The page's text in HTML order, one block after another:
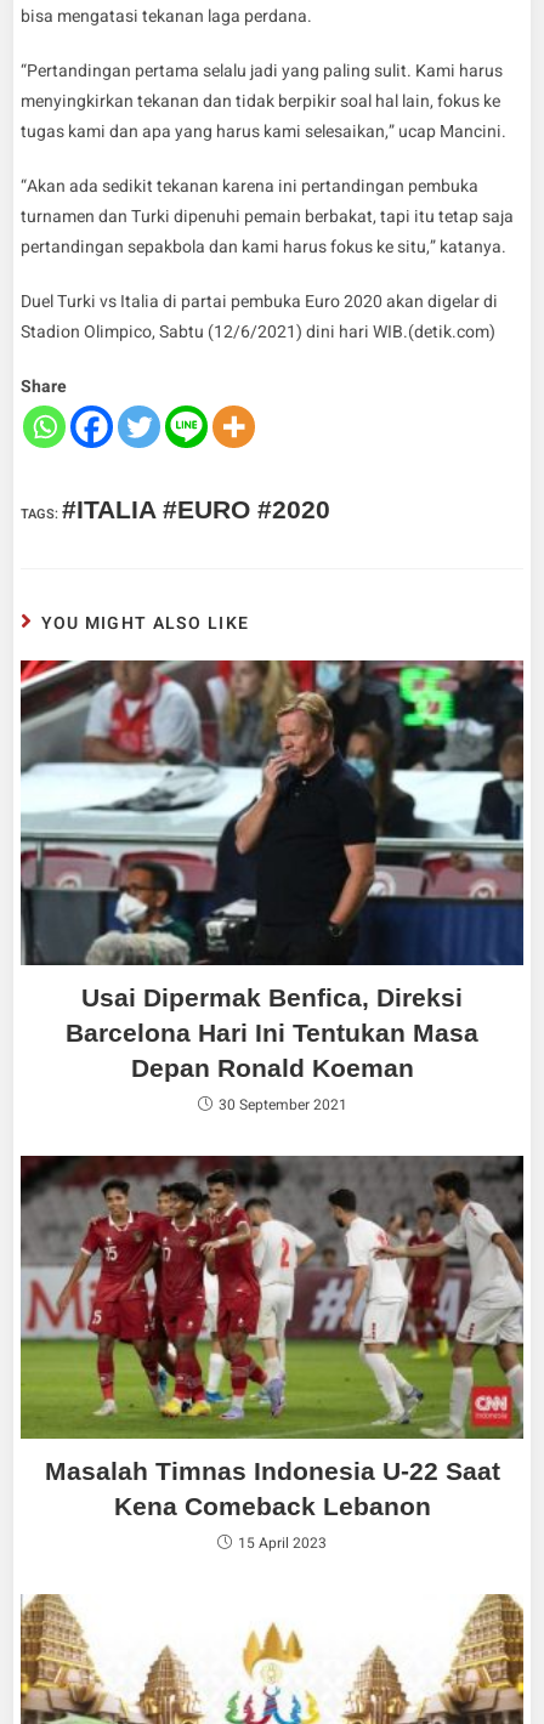
bisa mengatasi tekanan laga perdana.
“Pertandingan pertama selalu jadi yang paling sulit. Kami harus
menyingkirkan tekanan dan tidak berpikir soal hal lain, fokus ke
tugas kami dan apa yang harus kami selesaikan,” ucap Mancini.
“Akan ada sedikit tekanan karena ini pertandingan pembuka
turnamen dan Turki dipenuhi pemain berbakat, tapi itu tetap saja
pertandingan sepakbola dan kami harus fokus ke situ,” katanya.
Duel Turki vs Italia di partai pembuka Euro 2020 akan digelar di
Stadion Olimpico, Sabtu (12/6/2021) dini hari WIB.(detik.com)
Share
TAGS:#ITALIA #EURO #2020
YOU MIGHT ALSO LIKE
Usai Dipermak Benfica, Direksi
Barcelona Hari Ini Tentukan Masa
Depan Ronald Koeman
30 September 2021
Masalah Timnas Indonesia U-22 Saat
Kena Comeback Lebanon
15 April 2023